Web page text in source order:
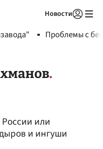
Новости
Проблемы с
или
и ингуши